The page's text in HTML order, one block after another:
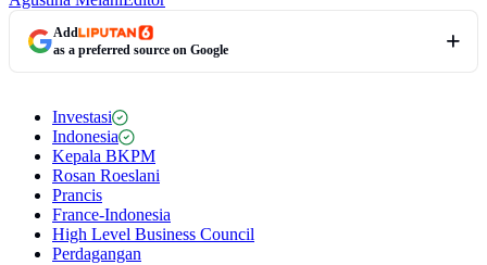
Add
as a preferred source on Google
Investasi
Indonesia
Kepala BKPM
Rosan Roeslani
Prancis
France-Indonesia
High Level Business Council
Perdagangan